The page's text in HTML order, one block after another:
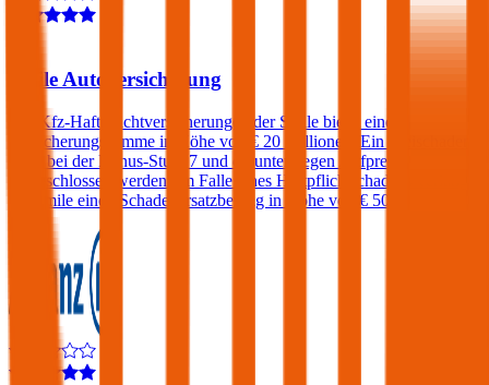
Smile Autoversicherung
Die Kfz-Haftpflichtversicherungen der Smile bietet eine
Versicherungssumme in Höhe von € 20 Millionen. Ein Freischaden
kann bei der Bonus-Stufe 7 und darunter gegen Aufpreis
eingeschlossen werden. Im Falle eines Haftpflichtschadens verlangt
die Smile einen Schadenersatzbeitrag in Höhe von € 500.